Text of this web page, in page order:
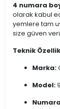
4 numara
olarak kabul
yemlere tam
size güven
Teknik
Marka:
Model: